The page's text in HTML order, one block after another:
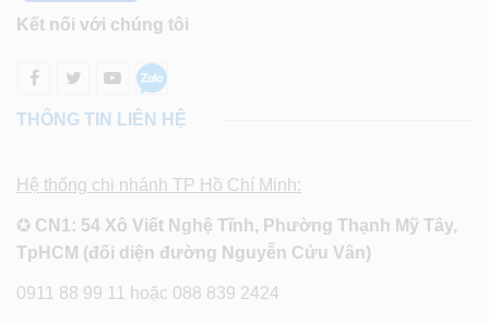
Kết nối với chúng tôi
THÔNG TIN LIÊN HỆ
Hệ thống chi nhánh TP Hồ Chí Minh:
✪ CN1: 54 Xô Viết Nghệ Tĩnh, Phường Thạnh Mỹ Tây,
TpHCM (đối diện đường Nguyễn Cửu Vân)
0911 88 99 11 hoặc 088 839 2424